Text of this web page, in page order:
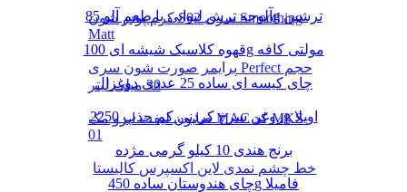
کرم پودر شون S02 سری Smoothing
Matt
پرایمر صورت شون سری Perfect حجم
30 میلی لیتر
صابون لیفت ابرو مک MAC کد MKS-
01
خط چشم نمدی لاین اکسپرس کالیستا
آلوچه ترش لیوانی با طعم آلو 85g ترشین
قهوه کلاسیک شیشه ای 100g مولتی کافه
چای کیسه ای ساده 25 عددی دوغزال
روغن سرخ کردنی کم جذب 2250g اویلا
برنج هندی 10 کیلو گرمی مژده
چای هندوستان ساده 450g فامیلا